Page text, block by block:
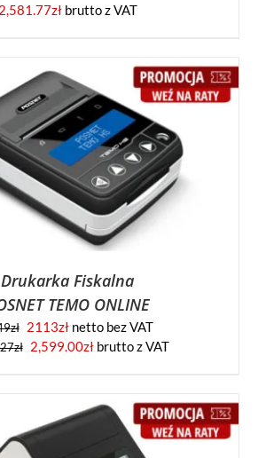
2,581.77złbrutto z VAT
Drukarka Fiskalna
TEMO ONLINE
zł 2113złnetto bez VAT
zł 2,599.00złbrutto z VAT